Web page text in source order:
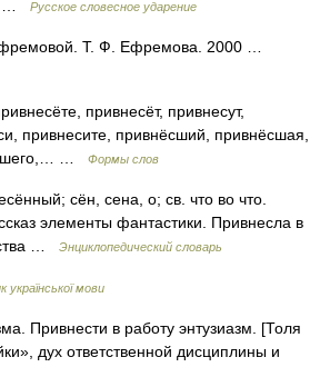
… Русское словесное ударение
Т. Ф. Ефремова. 2000 …
привнесёт, привнесут,
привнесите, привнёсший, привнёсшая,
…
Формы слов
сён, сена, о; св. что во что.
элементы фантастики. Привнесла в
…
Энциклопедический словарь
мови
Привнести в работу энтузиазм. [Толя
дух ответственной дисциплины и